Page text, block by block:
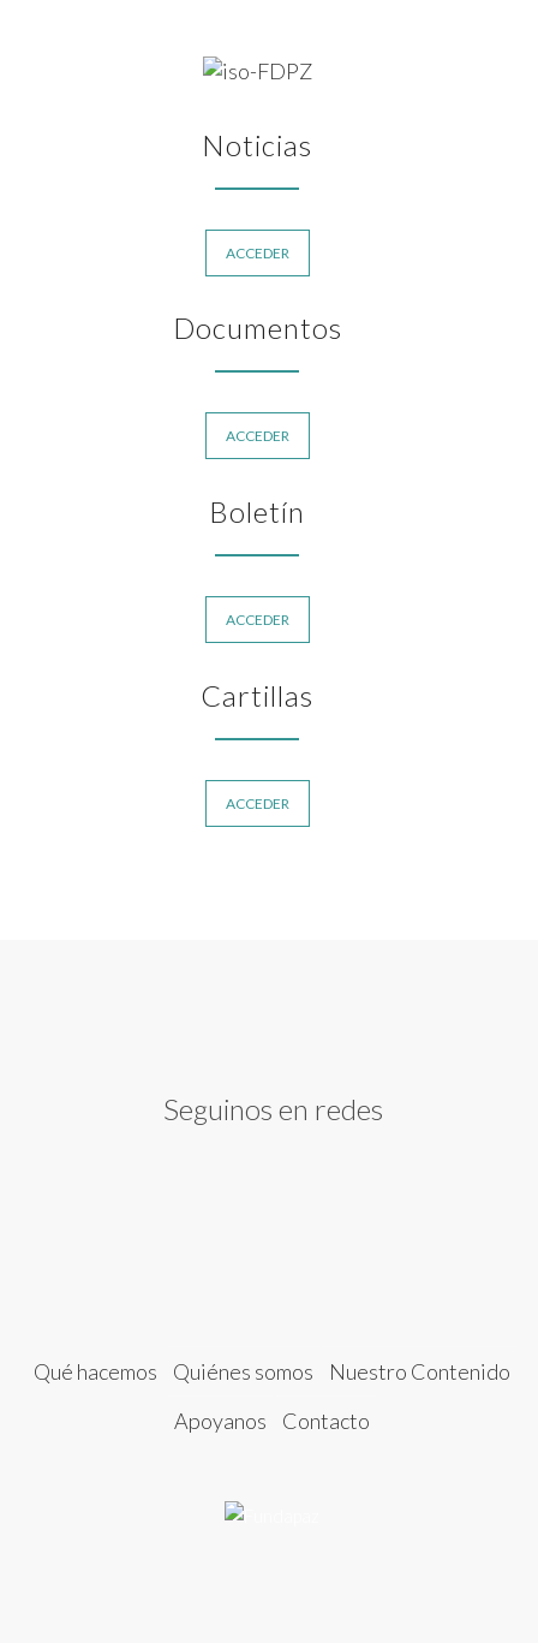
Noticias
ACCEDER
Documentos
ACCEDER
Boletín
ACCEDER
Cartillas
ACCEDER
Seguinos en redes
Qué hacemos Quiénes somos
Nuestro Contenido
Apoyanos
Contacto